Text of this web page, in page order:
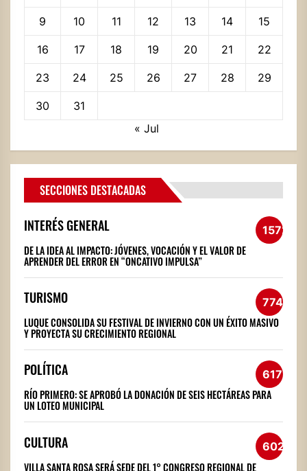
9 10 11 12 13 14 15
16 17 18 19 20 21 22
23 24 25 26 27 28 29
30
31
« Jul
SECCIONES DESTACADAS
INTERÉS GENERAL 1572
DE LA IDEA AL IMPACTO: JÓVENES, VOCACIÓN Y EL VALOR DE
APRENDER DEL ERROR EN “ONCATIVO IMPULSA”
TURISMO 774
LUQUE CONSOLIDA SU FESTIVAL DE INVIERNO CON UN ÉXITO MASIVO
Y PROYECTA SU CRECIMIENTO REGIONAL
POLÍTICA 617
RÍO PRIMERO: SE APROBÓ LA DONACIÓN DE SEIS HECTÁREAS PARA
UN LOTEO MUNICIPAL
CULTURA 602
VILLA SANTA ROSA SERÁ SEDE DEL 1° CONGRESO REGIONAL DE